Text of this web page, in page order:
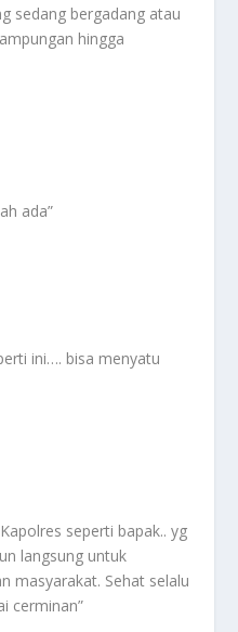
sedang bergadang atau
hingga
ada”
ini…. bisa menyatu
seperti bapak.. yg
langsung untuk
masyarakat. Sehat selalu
cerminan”